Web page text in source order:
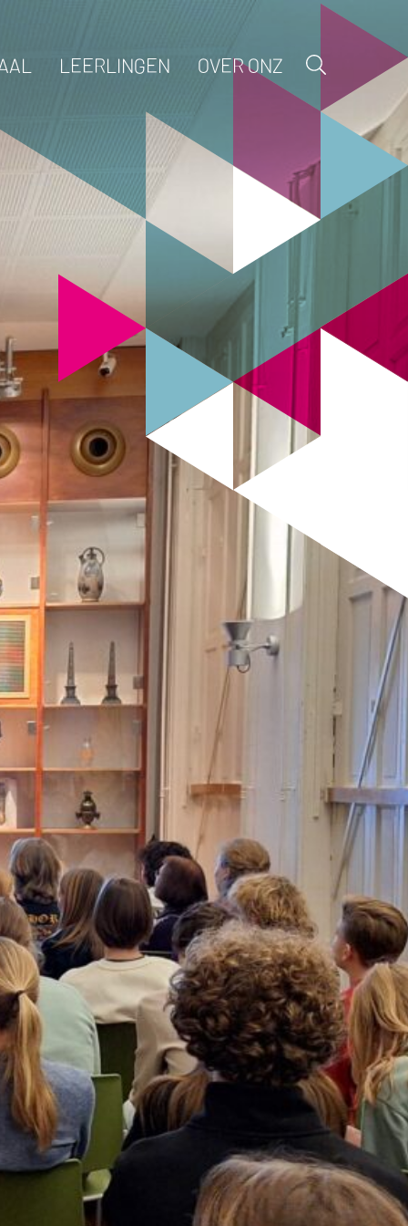
LEERLINGEN OVER ONZ